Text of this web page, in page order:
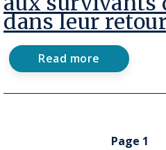
sexuelle
:
Obstacles
de
niveau
primaire
les
dans leur
Read more
about
:
Page 1